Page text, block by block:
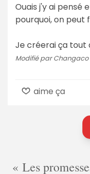
Ouais j'y ai pensé
pourquoi, on peut
Je créerai ça tout
Modifié par Changaco
aime ça
Les